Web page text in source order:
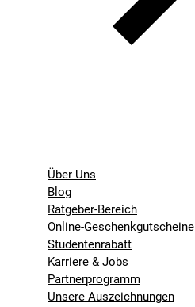
Über Uns
Blog
Ratgeber-Bereich
Online-Geschenkgutscheine
Studentenrabatt
Karriere & Jobs
Partnerprogramm
Unsere Auszeichnungen